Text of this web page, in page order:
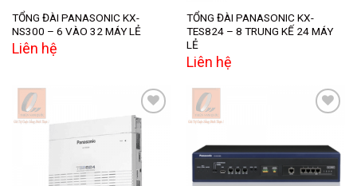
TỔNG ĐÀI PANASONIC KX-
NS300 – 6 VÀO 32 MÁY LẺ
Liên hệ
TỔNG ĐÀI PANASONIC KX-
TES824 – 8 TRUNG KẾ 24 MÁY
LẺ
Liên hệ
Add to
wishlist
Add to
wishlist